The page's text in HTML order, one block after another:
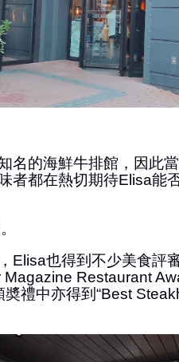
名的海鮮牛排館，因此
者都在熱切期待Elisa能
Elisa也得到不少美食評
Restaurant
奬禮中亦得到“Best